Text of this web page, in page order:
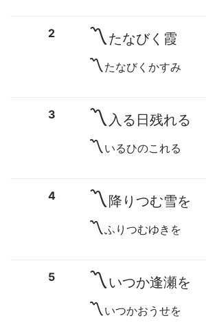
2 〽 たなびく霞
〽 たなびくかすみ
3 〽 入る日残れる
〽 いるひのこれる
4 〽 降りつむ雪を
〽 ふりつむゆきを
5 〽 いつか逢瀬を
〽 いつかおうせを